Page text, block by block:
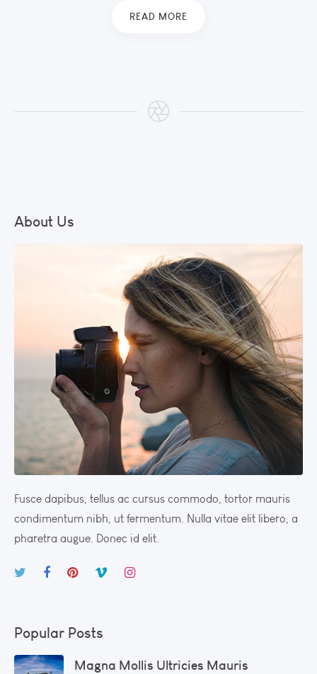
READ MORE
About Us
Fusce dapibus, tellus ac cursus commodo, tortor mauris
condimentum nibh, ut fermentum. Nulla vitae elit libero, a
pharetra augue. Donec id elit.
Popular Posts
Magna Mollis Ultricies Mauris